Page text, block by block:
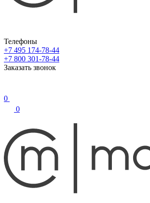
Телефоны
+7 495 174-78-44
+7 800 301-78-44
Заказать звонок
0
0